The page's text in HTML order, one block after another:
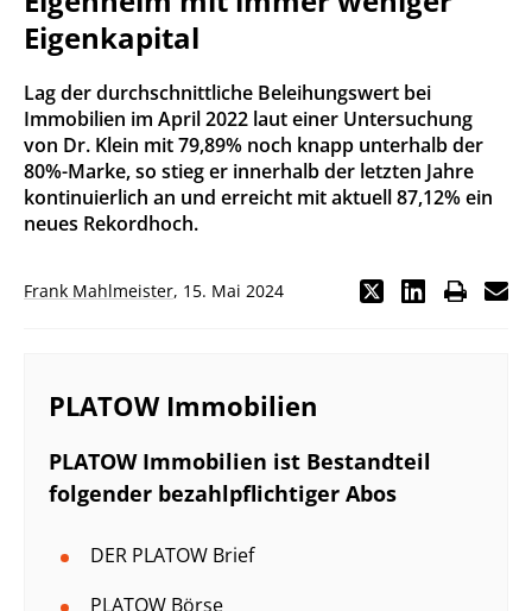
Eigenkapital
Lag der durchschnittliche Beleihungswert bei
Immobilien im April 2022 laut einer Untersuchung
von Dr. Klein mit 79,89% noch knapp unterhalb der
80%-Marke, so stieg er innerhalb der letzten Jahre
kontinuierlich an und erreicht mit aktuell 87,12% ein
neues Rekordhoch.
Frank Mahlmeister, 15. Mai 2024
PLATOW Immobilien
PLATOW Immobilien ist Bestandteil
folgender bezahlpflichtiger Abos
DER PLATOW Brief
PLATOW Börse